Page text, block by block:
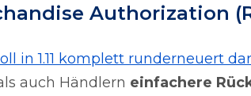
Authorization
in 1.11 komplett runderneuert
auch Händlern einfachere